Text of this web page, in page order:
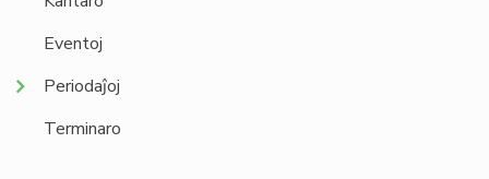
Eventoj
Periodaĵoj
Terminaro